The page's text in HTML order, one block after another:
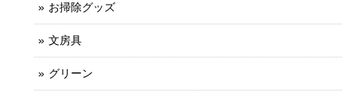
お掃除グッズ
文房具
グリーン